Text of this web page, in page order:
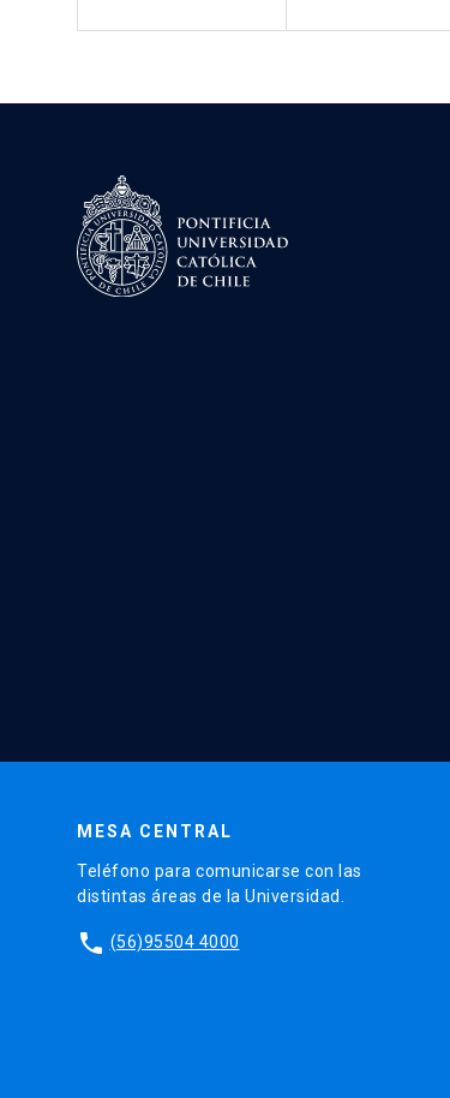
MESA CENTRAL
Teléfono para comunicarse con las
distintas áreas de la Universidad.
phone (56)95504 4000